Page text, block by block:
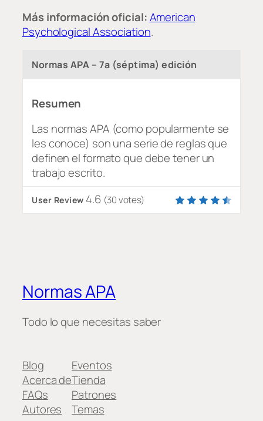
Más información oficial:American
Psychological Association.
Normas APA – 7a (séptima) edición
Resumen
Las normas APA (como popularmente se
les conoce) son una serie de reglas que
definen el formato que debe tener un
trabajo escrito.
User Review 4.6 (30votes)
Normas APA
Todo lo que necesitas saber
Blog
Acerca de
FAQs
Autores
Eventos
Tienda
Patrones
Temas